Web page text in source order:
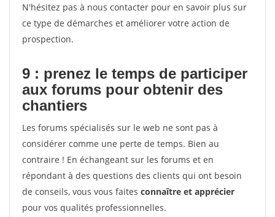
N'hésitez pas à nous contacter pour en savoir plus sur
ce type de démarches et améliorer votre action de
prospection.
9 : prenez le temps de participer
aux forums pour obtenir des
chantiers
Les forums spécialisés sur le web ne sont pas à
considérer comme une perte de temps. Bien au
contraire ! En échangeant sur les forums et en
répondant à des questions des clients qui ont besoin
de conseils, vous vous faites connaître et apprécier
pour vos qualités professionnelles.